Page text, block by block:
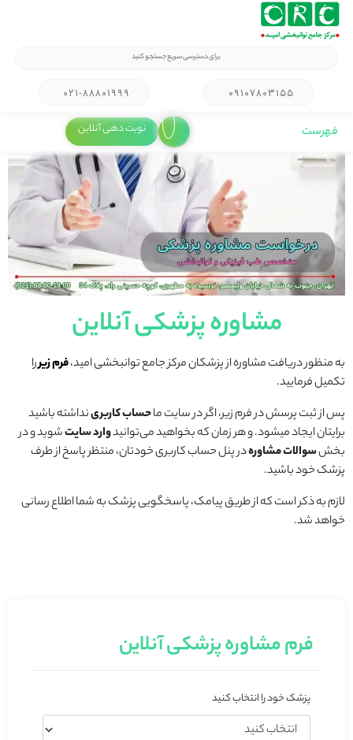
۰۲۱-۸۸۸۰۱۹۹۹ ۰۹۱۰۷۸۰۳۱۵۵
فهرست نوبت دهی آنلاین
مشاوره پزشکی آنلاین
به منظور دریافت مشاوره از پزشکان مرکز جامع توانبخشی امید،فرم زیررا
تکمیل فرمایید.
پس از ثبت پرسش در فرم زیر، اگر در سایت ماحساب کاربرینداشته باشید
برایتان ایجاد میشود. و هر زمان که بخواهید می‌توانیدوارد سایتشوید و در
بخشسوالات مشاورهدر پنل حساب کاربری خودتان، منتظر پاسخ از طرف
پزشک خود باشید.
لازم به ذکر است که از طریق پیامک، پاسخگویی پزشک به شما اطلاع رسانی
خواهد شد.
فرم مشاوره پزشکی آنلاین
پزشک خود را انتخاب کنید